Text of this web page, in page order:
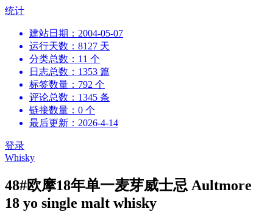
跳
统计
建站日期：2004-05-07
运行天数：8127 天
分类总数：11 个
日志总数：1353 篇
标签数量：792 个
评论总数：1345 条
链接数量：0 个
最后更新：2026-4-14
登录
Whisky
48#欧摩18年单一麦芽威士忌 Aultmore
18 yo single malt whisky